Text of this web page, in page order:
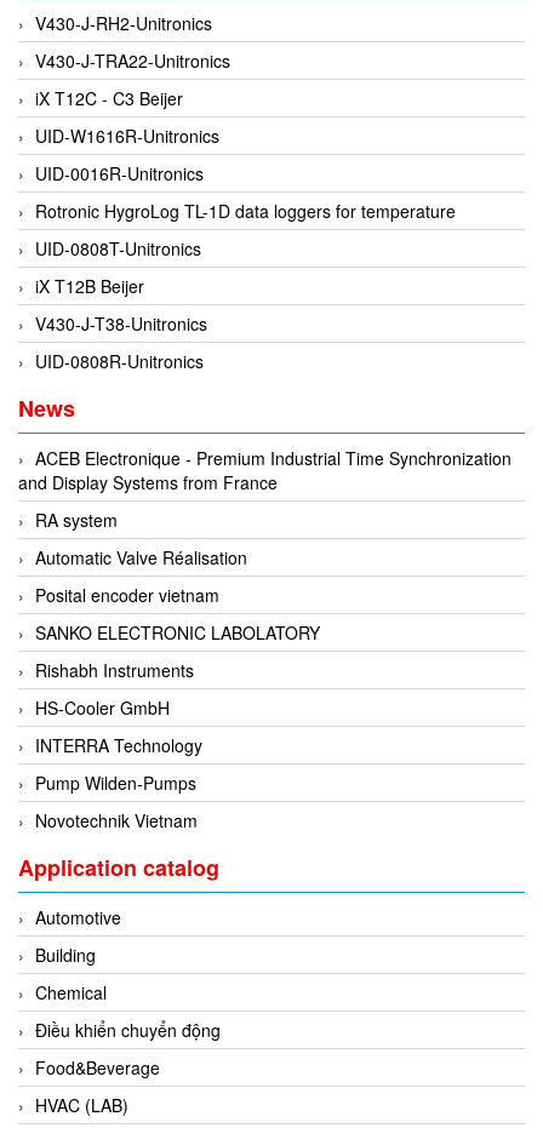
Di-Soric
Di-Soric
Dixon Valve
Doctor Led Vietnam
DOLD - Autho ANS
Dold Vietnam
Dongdo Tech
Donghwa Valve
Dongkun
Dosing Pump
Driesen Kern
Dropsa Vietnam
Druck
DSTI
DUCATI
Duclean
Dukin Besko
Dunkermotoren
Durag
Dwyer
DYH
E+E ELEKTRONIK
E+H
E2S
Earthtech
Eaton
EBMPAPST
ECKERLE
V430-J-RH2-Unitronics
V430-J-TRA22-Unitronics
iX T12C - C3 Beijer
UID-W1616R-Unitronics
UID-0016R-Unitronics
Rotronic HygroLog TL-1D data loggers for temperature
UID-0808T-Unitronics
iX T12B Beijer
V430-J-T38-Unitronics
UID-0808R-Unitronics
News
ACEB Electronique - Premium Industrial Time Synchronization
and Display Systems from France
RA system
Automatic Valve Réalisation
Posital encoder vietnam
SANKO ELECTRONIC LABOLATORY
Rishabh Instruments
HS-Cooler GmbH
INTERRA Technology
Pump Wilden-Pumps
Novotechnik Vietnam
Application catalog
Automotive
Building
Chemical
Điều khiển chuyển động
Food&Beverage
HVAC (LAB)